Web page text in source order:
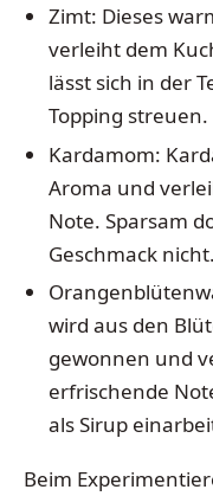
Zimt: Dieses
verleiht dem
lässt sich in der
Topping streuen.
Kardamom:
Aroma und
Note. Sparsam
Geschmack nicht.
wird aus den
gewonnen und
erfrischende
als Sirup
Beim